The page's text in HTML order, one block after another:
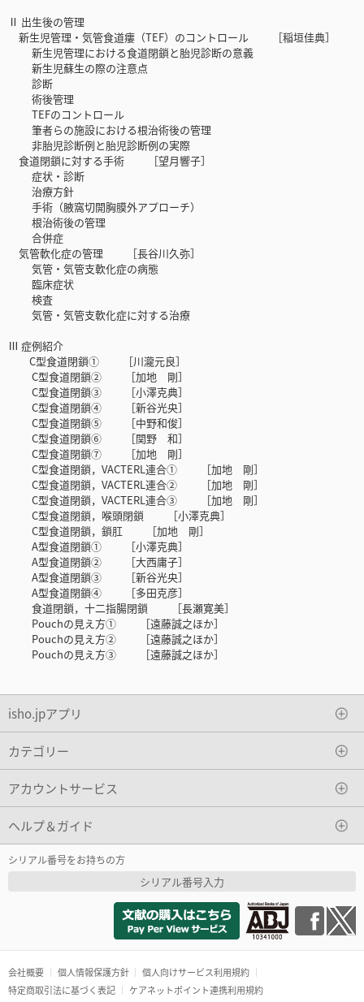
Ⅱ 出生後の管理
新生児管理・気管食道瘻（TEF）のコントロール ［稲垣佳典］
新生児管理における食道閉鎖と胎児診断の意義
新生児蘇生の際の注意点
診断
術後管理
TEFのコントロール
筆者らの施設における根治術後の管理
非胎児診断例と胎児診断例の実際
食道閉鎖に対する手術 ［望月響子］
症状・診断
治療方針
手術（腋窩切開胸膜外アプローチ）
根治術後の管理
合併症
気管軟化症の管理 ［長谷川久弥］
気管・気管支軟化症の病態
臨床症状
検査
気管・気管支軟化症に対する治療
Ⅲ 症例紹介
C型食道閉鎖① ［川瀧元良］
C型食道閉鎖② ［加地 剛］
C型食道閉鎖③ ［小澤克典］
C型食道閉鎖④ ［新谷光央］
C型食道閉鎖⑤ ［中野和俊］
C型食道閉鎖⑥ ［関野 和］
C型食道閉鎖⑦ ［加地 剛］
C型食道閉鎖，VACTERL連合① ［加地 剛］
C型食道閉鎖，VACTERL連合② ［加地 剛］
C型食道閉鎖，VACTERL連合③ ［加地 剛］
C型食道閉鎖，喉頭閉鎖 ［小澤克典］
C型食道閉鎖，鎖肛 ［加地 剛］
A型食道閉鎖① ［小澤克典］
A型食道閉鎖② ［大西庸子］
A型食道閉鎖③ ［新谷光央］
A型食道閉鎖④ ［多田克彦］
食道閉鎖，十二指腸閉鎖 ［長瀬寛美］
Pouchの見え方① ［遠藤誠之ほか］
Pouchの見え方② ［遠藤誠之ほか］
Pouchの見え方③ ［遠藤誠之ほか］
isho.jpアプリ
カテゴリー
アカウントサービス
ヘルプ＆ガイド
シリアル番号をお持ちの方
シリアル番号入力
会社概要 個人情報保護方針
個人向けサービス利用規約
特定商取引法に基づく表記
ケアネットポイント連携利用規約